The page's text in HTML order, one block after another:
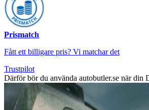
Prismatch
Fått ett billigare pris? Vi matchar det
Trustpilot
Därför bör du använda autobutler.se när din